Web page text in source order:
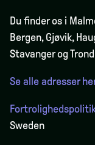
Du finder os i
Bergen,Gjøvik,
Stavanger og
Se alle adresser her
Sweden